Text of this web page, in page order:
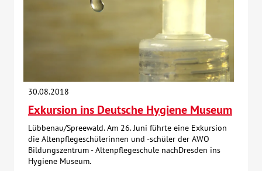
30.08.2018
Exkursion ins Deutsche Hygiene Museum
Lübbenau/Spreewald. Am 26. Juni führte eine Exkursion
die Altenpflegeschülerinnen und -schüler der AWO
Bildungszentrum - Altenpflegeschule nachDresden ins
Hygiene Museum.